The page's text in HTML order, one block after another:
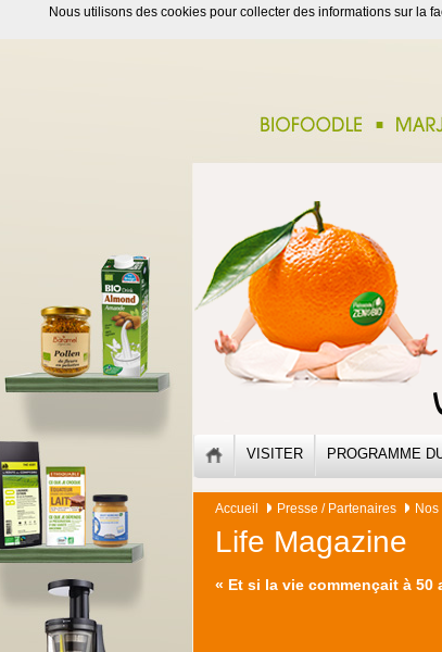
VISITER PROGRAMME
Accueil Presse / Partenaires
Life Magazine
« Et si la vie commençait à 50
Nous utilisons des cookies pour collecter des informations sur la